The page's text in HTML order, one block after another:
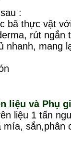
:
bã thực vật
rút ngắn
nhanh, mang
liệu và Phụ
liệu 1 tấn
mía, sắn,phân